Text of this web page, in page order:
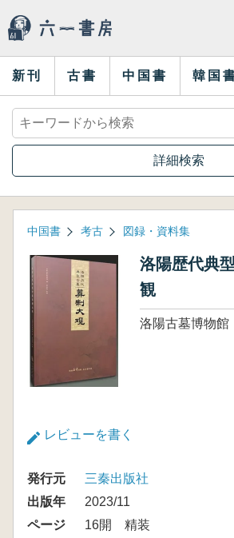
新刊 古書 中国書 韓国
詳細検索
中国書 考古 図録・資料集
洛陽歴代典
観
洛陽古墓博物
レビューを書く
発行元
三秦出版社
出版年
2023/11
ページ
16開 精装